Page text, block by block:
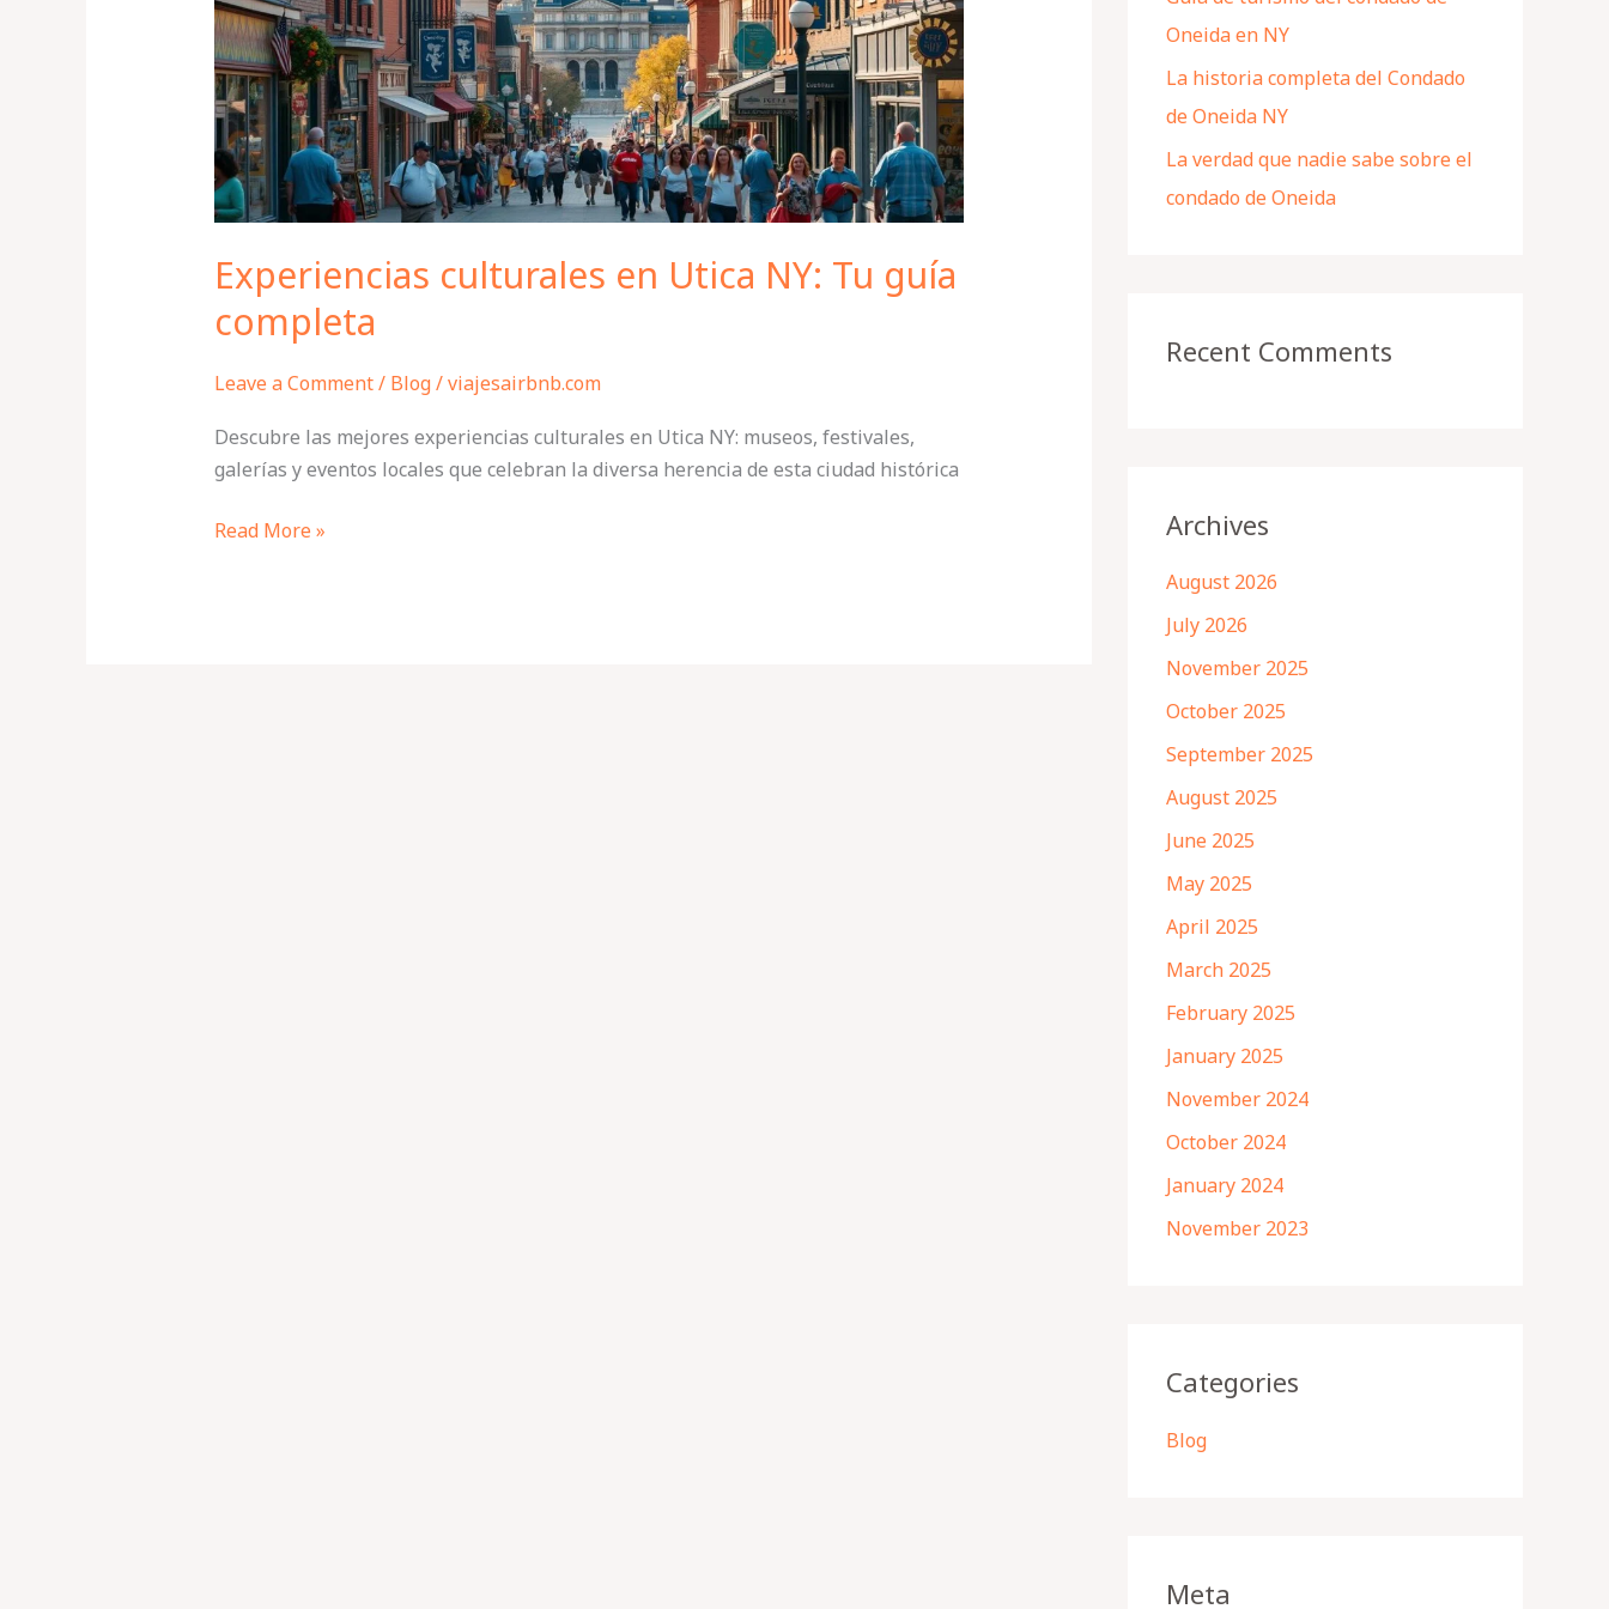
Experiencias culturales en Utica NY: Tu guía
completa
Leave a Comment/ Blog/viajesairbnb.com
Descubre las mejores experiencias culturales en Utica NY: museos, festivales,
galerías y eventos locales que celebran la diversa herencia de esta ciudad histórica
completa
Read More »
Oneida en NY
La historia completa del Condado
de Oneida NY
La verdad que nadie sabe sobre el
condado de Oneida
Recent Comments
Archives
August 2026
July 2026
November 2025
October 2025
September 2025
August 2025
June 2025
May 2025
April 2025
March 2025
February 2025
January 2025
November 2024
October 2024
January 2024
November 2023
Categories
Blog
Meta